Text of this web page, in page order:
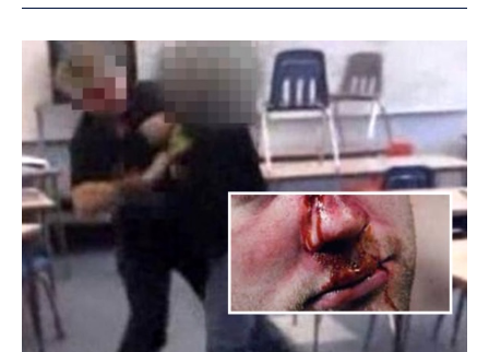
una
scuola
del
casertano:
“Non
dovevi
spostare
mio
figlio”
e
rompe